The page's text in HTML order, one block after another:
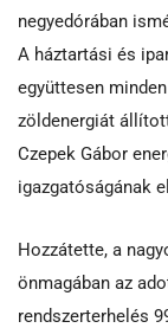
negyedórában
A háztartási és
együttesen
zöldenergiát
Czepek Gábor
igazgatóságának
Hozzátette, a
önmagában az
rendszerterhelés